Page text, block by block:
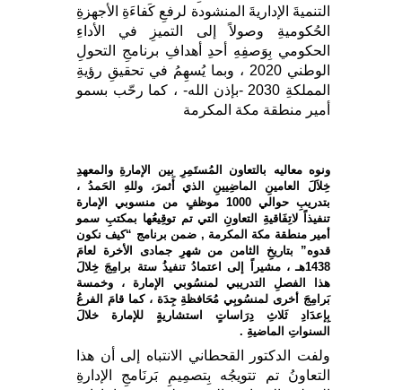
التنميةَ الإداريةَ المنشودة لرفعِ كَفاءَةِ الأجهزةِ
الحُكوميةِ وصولاً إلى التميزِ في الأداءِ
الحكومي بِوَصفِهِ أحدِ أهدافِ برنامجِ التحولِ
الوطني 2020 ، وبما يُسهِمُ في تحقيقِ رؤيةِ
المملكةِ 2030 -بإذن الله- ، كما رحّب بسمو
أمير منطقة مكة المكرمة
ونوه معاليه بالتعاون المُستَمِرِ بين الإمارةِ والمعهدِ
خِلاَلَ العامينِ الماضِيينِ الذي أَثمرَ، وللهِ الحَمدُ ،
بتدريبِ حوالي 1000 موظفٍ من منسوبي الإمارة
تنفيذاً لاتِفَاقيةِ التعاونِ التي تم توقِيعُها بمكتبِ سمو
أمير منطقة مكة المكرمة , ضمن برنامج “كيف نكون
قدوه” بتاريخِ الثامن من شهرِ جمادى الأخرة لعامَ
1438هـ ، مشيراً إلى اعتمادُ تنفيذُ ستة برامِجَ خِلالَ
هذا الفصلِ التدريبي لمنسُوبي الإمارة ، وخمسة
بَرامِجَ أخرى لمنسُوبِي مُحَافظةِ جِدَة ، كما قامَ الفرعُ
بِإعدَادِ ثَلاثِ دِرَاساتٍ استشاريةٍ للإمارة خلالَ
السنواتِ الماضيةِ .
ولفت الدكتور القحطاني الانتباه إلى أن هذا
التعاونُ تم تتويجُه بِتصمِيمِ بَرنَامجِ الإدارةِ